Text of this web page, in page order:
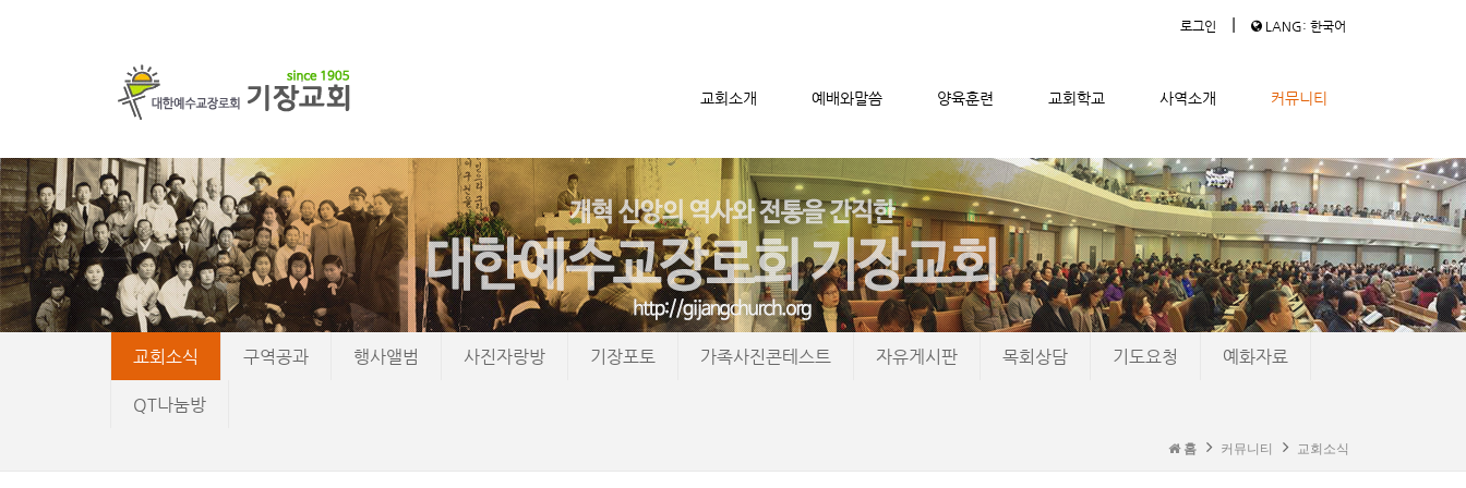
로그인 | LANG: 한국어
교회소개 예배와말씀 양육훈련 교회학교 사역소개 커뮤니티
메뉴 건너뛰기
교회소식 구역공과 행사앨범 사진자랑방 기장포토 가족사진콘테스트 자유게시판 목회상담 기도요청 예화자료
QT나눔방
홈 커뮤니티 교회소식